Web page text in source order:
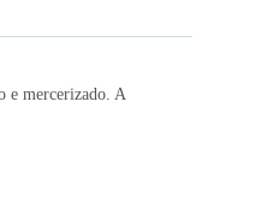
e mercerizado. A